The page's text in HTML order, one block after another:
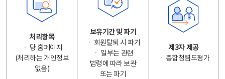
처리항목
ㆍ 당 홈페이지
(처리하는 개인정보
없음)
보유기간 및 파기
ㆍ 회원탈퇴 시 파기
ㆍ 일부는 관련
법령에 따라 보관
또는 파기
제3자 제공
ㆍ 종합청렴도평가